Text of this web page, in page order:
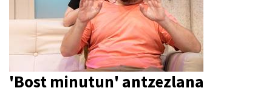
'Bost minutun' antzezlana